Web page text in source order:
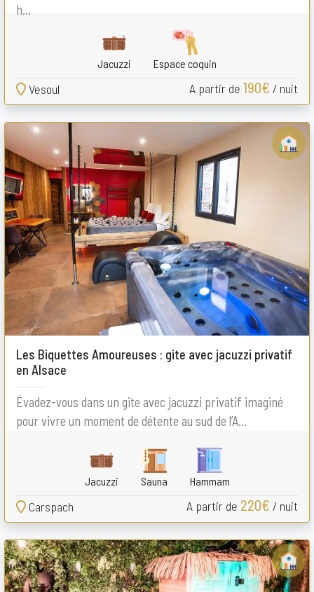
h...
Jacuzzi Espace coquin
Vesoul A partir de 190€ / nuit
Les Biquettes Amoureuses : gite avec jacuzzi privatif
en Alsace
Évadez-vous dans un gite avec jacuzzi privatif imaginé
pour vivre un moment de détente au sud de l’A...
Jacuzzi Sauna Hammam
Carspach A partir de 220€ / nuit